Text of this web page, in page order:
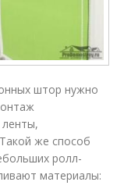
штор нужно
же способ
ролл-
материалы: